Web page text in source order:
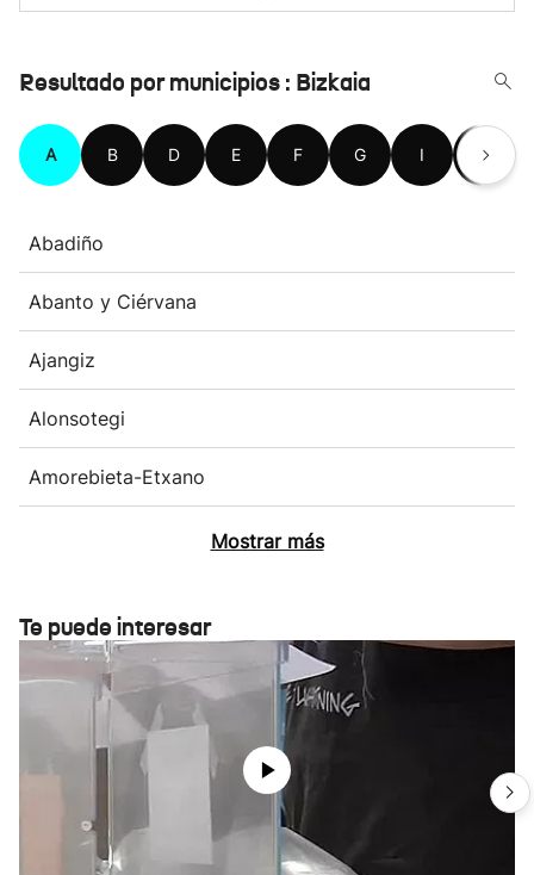
Resultado por municipios : Bizkaia
A B D E F G I K
Abadiño
Abanto y Ciérvana
Ajangiz
Alonsotegi
Amorebieta-Etxano
Mostrar más
Te puede interesar